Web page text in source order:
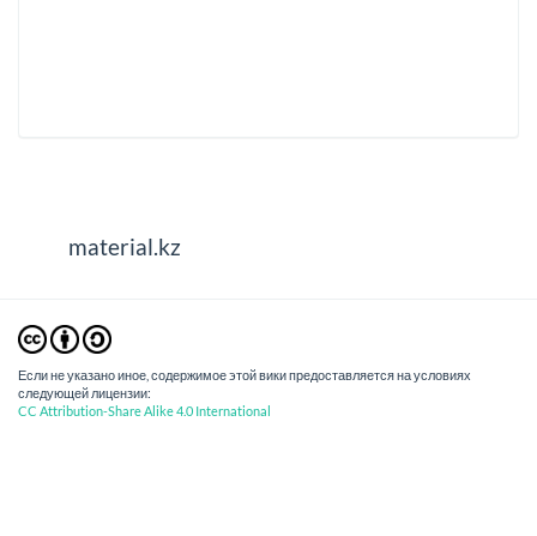
material.kz
Если не указано иное, содержимое этой вики предоставляется на условиях
следующей лицензии:
CC Attribution-Share Alike 4.0 International